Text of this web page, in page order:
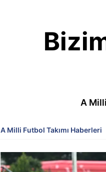
A
A Milli Futbol Takımı Haberleri